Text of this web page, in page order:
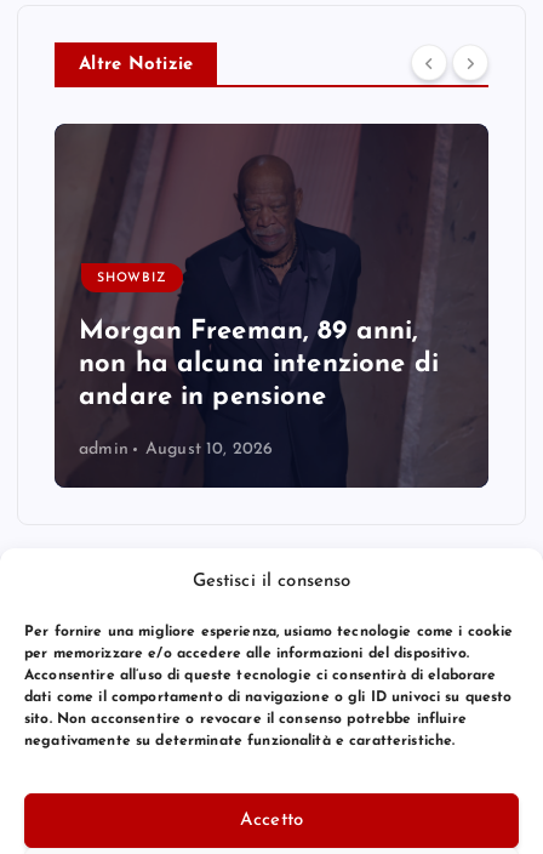
Gestisci il consenso
Per fornire una migliore esperienza, usiamo tecnologie come i cookie
per memorizzare e/o accedere alle informazioni del dispositivo.
Acconsentire all’uso di queste tecnologie ci consentirà di elaborare
dati come il comportamento di navigazione o gli ID univoci su questo
sito. Non acconsentire o revocare il consenso potrebbe influire
negativamente su determinate funzionalità e caratteristiche.
Accetto
Altre Notizie
SHOWBIZ
Morgan Freeman, 89 anni,
non ha alcuna intenzione di
andare in pensione
admin August 10, 2026